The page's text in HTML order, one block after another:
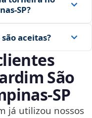
aceitas?
São
já utilizou nossos